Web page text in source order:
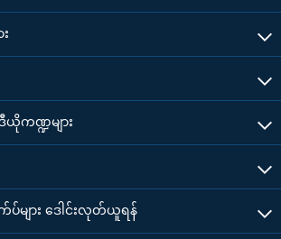
ကဏ္ဍများ
ျား ဒေါင်းလုတ်ယူရန်